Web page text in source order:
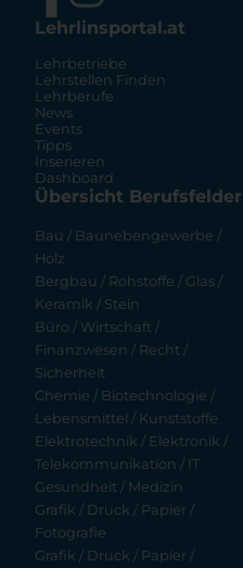
Lehrlinsportal.at
Lehrbetriebe
Lehrstellen Finden
Lehrberufe
News
Events
Tipps
Inserieren
Dashboard
Übersicht Berufsfelder
Bau / Baunebengewerbe /
Holz
Bergbau / Rohstoffe / Glas /
Keramik / Stein
Büro / Wirtschaft /
Finanzwesen / Recht /
Sicherheit
Chemie / Biotechnologie /
Lebensmittel / Kunststoffe
Elektrotechnik / Elektronik /
Telekommunikation / IT
Gesundheit / Medizin
Grafik / Druck / Papier /
Fotografie
Grafik / Druck / Papier /